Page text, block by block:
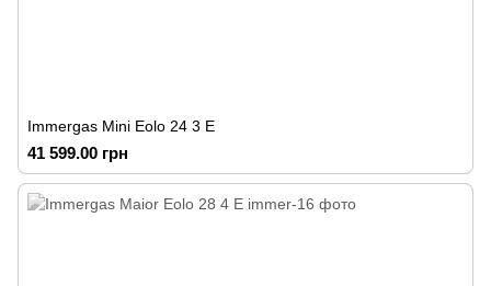
Immergas Mini Eolo 24 3 E
41 599.00 грн